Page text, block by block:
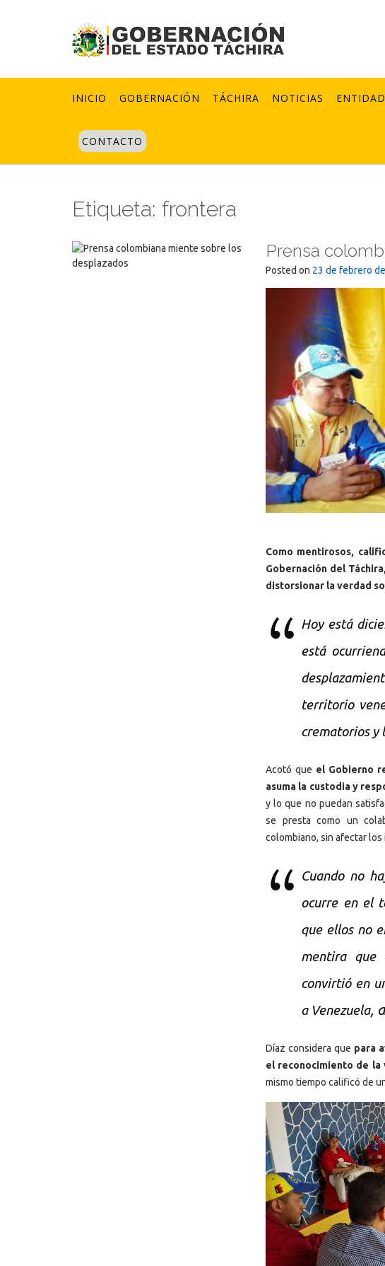
INICIO GOBERNACIÓN TÁCHIRA NOTICIAS
CONTACTO
Etiqueta: frontera
Prensa
Posted on 23 de febrero
Como mentirosos,
Gobernación del
distorsionar la verdad
Hoy está
está
territorio
crematorios y
Acotó que el Gobierno
asuma la custodia y
y lo que no puedan
se presta como un
colombiano, sin afectar
Cuando no
ocurre en el
que ellos no
mentira que
convirtió en
a Venezuela,
Díaz considera que para
el reconocimiento de
mismo tiempo calificó de